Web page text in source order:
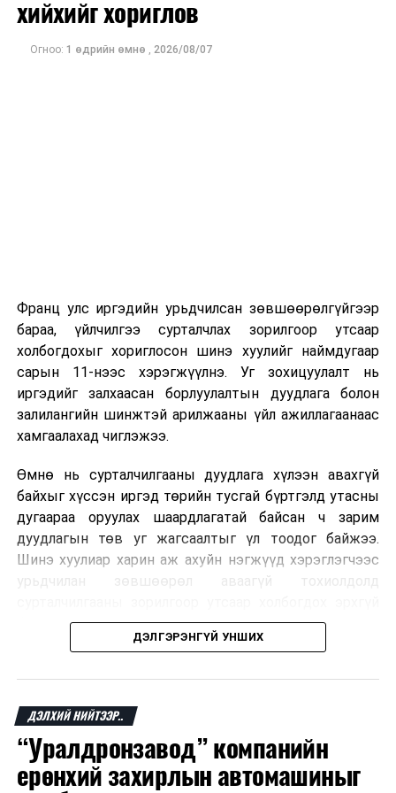
төлөвлөсөн. Тухайлбал, Улаанбаатар хотын нийт 22
хангалтгүй байгаа юм.
ДАРААХ МЭДЭЭ
Архидан согтуурсны улмаас хамт байсан хүнээ хутгалж
гэмтээжээ
ӨМНӨХ МЭДЭЭ
Нислэгийн хөдөлгөөний удирдагчид мэргэжлийн
өндөр ур чадвар гарган ажиллажээ
хийхийг хориглов
Огноо: 1 өдрийн өмнө , 2026/08/07
Франц улс иргэдийн урьдчилсан зөвшөөрөлгүйгээр
бараа, үйлчилгээ сурталчлах зорилгоор утсаар
холбогдохыг хориглосон шинэ хуулийг наймдугаар
сарын 11-нээс хэрэгжүүлнэ. Уг зохицуулалт нь
иргэдийг залхаасан борлуулалтын дуудлага болон
залилангийн шинжтэй арилжааны үйл ажиллагаанаас
хамгаалахад чиглэжээ.
Өмнө нь сурталчилгааны дуудлага хүлээн авахгүй
байхыг хүссэн иргэд төрийн тусгай бүртгэлд утасны
дугаараа оруулах шаардлагатай байсан ч зарим
дуудлагын төв уг жагсаалтыг үл тоодог байжээ.
Шинэ хуулиар харин аж ахуйн нэгжүүд хэрэглэгчээс
урьдчилан зөвшөөрөл аваагүй тохиолдолд
болно. Иргэн өгсөн зөвшөөрлөө хүссэн үедээ цуцлах
Францын эрх баригчдын тооцоолсноор тус улсын
иргэдийн дөрөвний гурав орчим нь долоо хоног бүр
дор хаяж нэг удаа хүсээгүй сурталчилгааны дуудлага
хүлээн авдаг бөгөөд олон хүн үүнээс ч олон
дуудлагад өртдөг байна. Хэрэглэгчийн эрхийг
ДЭЛГЭРЭНГҮЙ УНШИХ
ДЭЛХИЙ НИЙТЭЭР..
“Уралдронзавод” компанийн
ерөнхий захирлын автомашиныг